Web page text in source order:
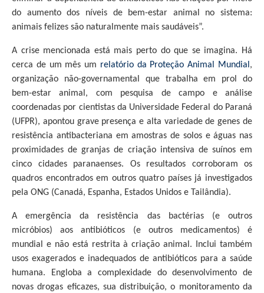
do aumento dos níveis de bem-estar animal no sistema:
animais felizes são naturalmente mais saudáveis”.
A crise mencionada está mais perto do que se imagina. Há
cerca de um mês um relatório da Proteção Animal Mundial ,
organização não-governamental que trabalha em prol do
bem-estar animal, com pesquisa de campo e análise
coordenadas por cientistas da Universidade Federal do Paraná
(UFPR), apontou grave presença e alta variedade de genes de
resistência antibacteriana em amostras de solos e águas nas
proximidades de granjas de criação intensiva de suínos em
cinco cidades paranaenses. Os resultados corroboram os
quadros encontrados em outros quatro países já investigados
pela ONG (Canadá, Espanha, Estados Unidos e Tailândia).
A emergência da resistência das bactérias (e outros
micróbios) aos antibióticos (e outros medicamentos) é
mundial e não está restrita à criação animal. Inclui também
usos exagerados e inadequados de antibióticos para a saúde
humana. Engloba a complexidade do desenvolvimento de
novas drogas eficazes, sua distribuição, o monitoramento da